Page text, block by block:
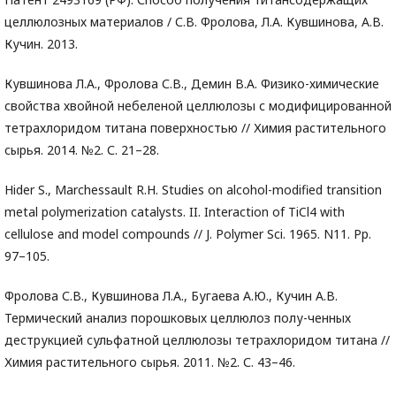
целлюлозных материалов / С.В. Фролова, Л.А. Кувшинова, А.В.
Кучин. 2013.
Кувшинова Л.А., Фролова С.В., Демин В.А. Физико-химические
свойства хвойной небеленой целлюлозы с модифицированной
тетрахлоридом титана поверхностью // Химия растительного
сырья. 2014. №2. С. 21–28.
Hider S., Marchessault R.H. Studies on alcohol-modified transition
metal polymerization catalysts. II. Interaction of TiCl4 with
cellulose and model compounds // J. Polymer Sci. 1965. N11. Pp.
97–105.
Фролова С.В., Кувшинова Л.А., Бугаева А.Ю., Кучин А.В.
Термический анализ порошковых целлюлоз полу-ченных
деструкцией сульфатной целлюлозы тетрахлоридом титана //
Химия растительного сырья. 2011. №2. С. 43–46.